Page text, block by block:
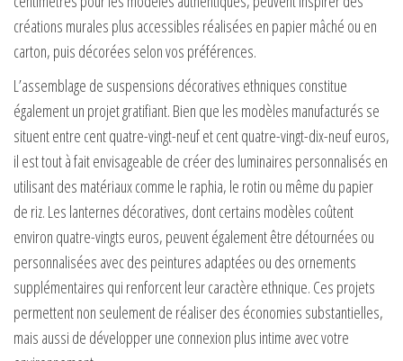
créations murales plus accessibles réalisées en papier mâché ou en
carton, puis décorées selon vos préférences.
L’assemblage de suspensions décoratives ethniques constitue
également un projet gratifiant. Bien que les modèles manufacturés se
situent entre cent quatre-vingt-neuf et cent quatre-vingt-dix-neuf euros,
il est tout à fait envisageable de créer des luminaires personnalisés en
utilisant des matériaux comme le raphia, le rotin ou même du papier
de riz. Les lanternes décoratives, dont certains modèles coûtent
environ quatre-vingts euros, peuvent également être détournées ou
personnalisées avec des peintures adaptées ou des ornements
supplémentaires qui renforcent leur caractère ethnique. Ces projets
permettent non seulement de réaliser des économies substantielles,
mais aussi de développer une connexion plus intime avec votre